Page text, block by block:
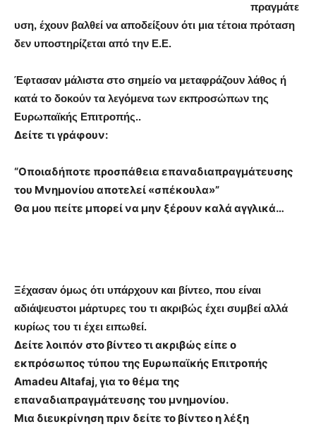
πραγμάτε
υση, έχουν βαλθεί να αποδείξουν ότι μια τέτοια πρόταση
δεν υποστηρίζεται από την Ε.Ε.
Έφτασαν μάλιστα στο σημείο να μεταφράζουν λάθος ή
κατά το δοκούν τα λεγόμενα των εκπροσώπων της
Ευρωπαϊκής Επιτροπής..
Δείτε τι γράφουν:
“Οποιαδήποτε προσπάθεια επαναδιαπραγμάτευσης
του Μνημονίου αποτελεί «σπέκουλα»”
Θα μου πείτε μπορεί να μην ξέρουν καλά αγγλικά…
Ξέχασαν όμως ότι υπάρχουν και βίντεο, που είναι
αδιάψευστοι μάρτυρες του τι ακριβώς έχει συμβεί αλλά
κυρίως του τι έχει ειπωθεί.
Δείτε λοιπόν στο βίντεο τι ακριβώς είπε ο
εκπρόσωπος τύπου της Ευρωπαϊκής Επιτροπής
Amadeu Altafaj, για το θέμα της
επαναδιαπραγμάτευσης του μνημονίου.
Μια διευκρίνηση πριν δείτε το βίντεο η λέξη